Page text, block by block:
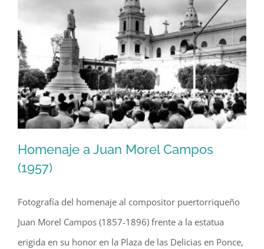
Homenaje a Juan Morel Campos
(1957)
Homenaje a Juan Morel Campos
(1957)
Fotografía del homenaje al compositor puertorriqueño
Juan Morel Campos (1857-1896) frente a la estatua
erigida en su honor en la Plaza de las Delicias en Ponce,